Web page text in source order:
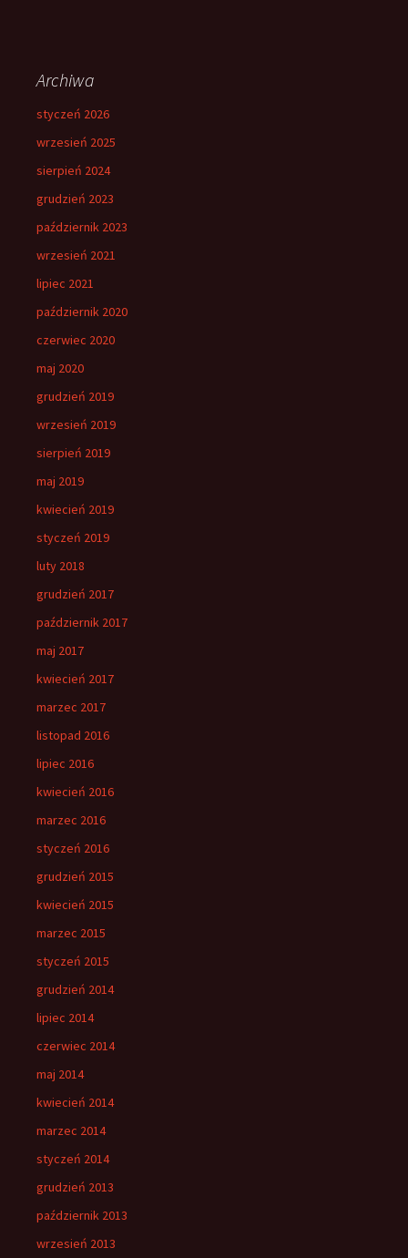
Archiwa
styczeń 2026
wrzesień 2025
sierpień 2024
grudzień 2023
październik 2023
wrzesień 2021
lipiec 2021
październik 2020
czerwiec 2020
maj 2020
grudzień 2019
wrzesień 2019
sierpień 2019
maj 2019
kwiecień 2019
styczeń 2019
luty 2018
grudzień 2017
październik 2017
maj 2017
kwiecień 2017
marzec 2017
listopad 2016
lipiec 2016
kwiecień 2016
marzec 2016
styczeń 2016
grudzień 2015
kwiecień 2015
marzec 2015
styczeń 2015
grudzień 2014
lipiec 2014
czerwiec 2014
maj 2014
kwiecień 2014
marzec 2014
styczeń 2014
grudzień 2013
październik 2013
wrzesień 2013